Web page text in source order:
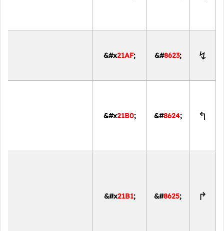
↯
&#8623;
&#x21AF;
↰
&#8624;
&#x21B0;
↱
&#8625;
&#x21B1;